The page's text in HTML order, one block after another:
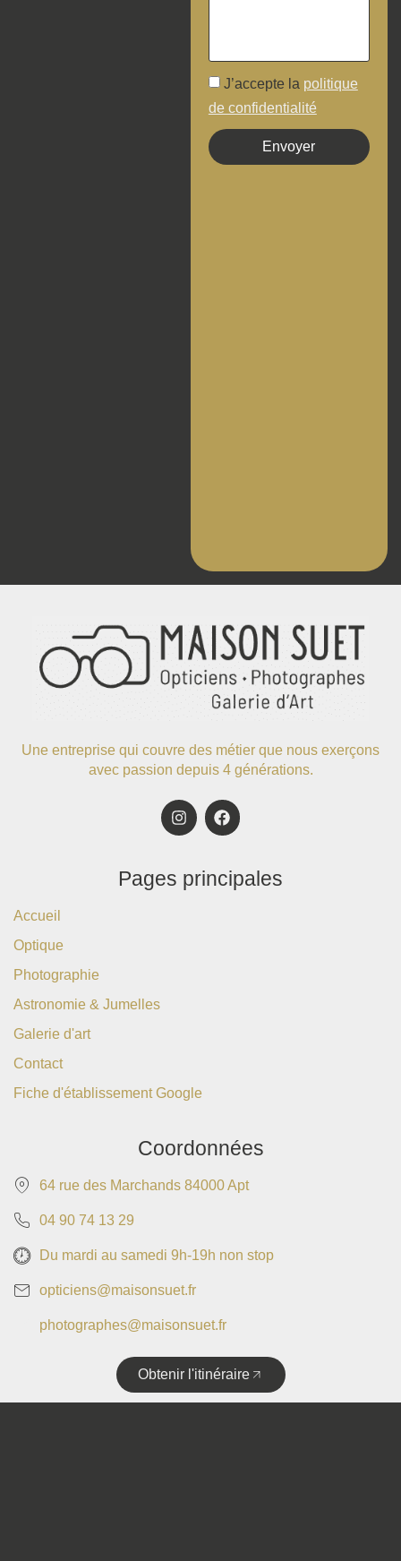
J’accepte la politique
de confidentialité
Envoyer
Une entreprise qui couvre des métier que nous exerçons
avec passion depuis 4 générations.
Pages principales
Accueil
Optique
Photographie
Astronomie & Jumelles
Galerie d'art
Contact
Fiche d'établissement Google
Coordonnées
64 rue des Marchands 84000 Apt
04 90 74 13 29
Du mardi au samedi 9h-19h non stop
opticiens@maisonsuet.fr
photographes@maisonsuet.fr
Obtenir l'itinéraire